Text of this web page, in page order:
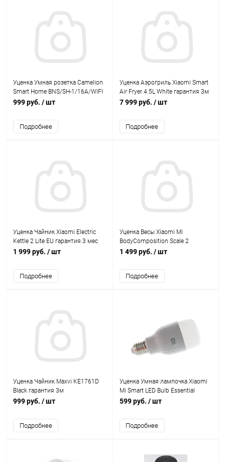
Уценка Умная розетка Camelion
Smart Home BNS/SH-1/16A/WIFI
4000Вт, счётчик эл. энергии
999 руб. / шт
Подробнее
Уценка Аэрогриль Xiaomi Smart
Air Fryer 4.5L White гарантия 3м
7 999 руб. / шт
Подробнее
Уценка Чайник Xiaomi Electric
Kettle 2 Lite EU гарантия 3 мес
1 999 руб. / шт
Подробнее
Уценка Весы Xiaomi Mi
BodyComposition Scale 2
(X21907) гарантия 3м
1 499 руб. / шт
Подробнее
Уценка Чайник Maxvi KE1761D
Black гарантия 3м
999 руб. / шт
Подробнее
Уценка Умная лампочка Xiaomi
Mi Smart LED Bulb Essential
(White and Color) гарантия 3 мес
599 руб. / шт
Подробнее